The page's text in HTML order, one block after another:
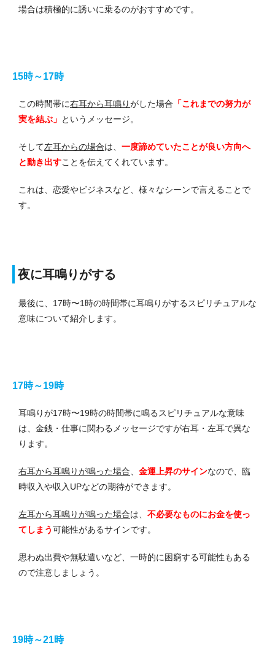
場合は積極的に誘いに乗るのがおすすめです。
15時～17時
この時間帯に右耳から耳鳴りがした場合 「これまでの努力が
実を結ぶ」 というメッセージ。
そして左耳からの場合は、 一度諦めていたことが良い方向へ
と動き出すことを伝えてくれています。
これは、恋愛やビジネスなど、様々なシーンで言えることで
す。
夜に耳鳴りがする
最後に、17時〜1時の時間帯に耳鳴りがするスピリチュアルな
意味について紹介します。
17時～19時
耳鳴りが17時〜19時の時間帯に鳴るスピリチュアルな意味
は、金銭・仕事に関わるメッセージですが右耳・左耳で異な
ります。
右耳から耳鳴りが鳴った場合 金運上昇のサインなので、臨
時収入や収入UPなどの期待ができます。
左耳から耳鳴りが鳴った場合は、 不必要なものにお金を使っ
てしまう可能性があるサインです。
思わぬ出費や無駄遣いなど、一時的に困窮する可能性もある
ので注意しましょう。
19時～21時